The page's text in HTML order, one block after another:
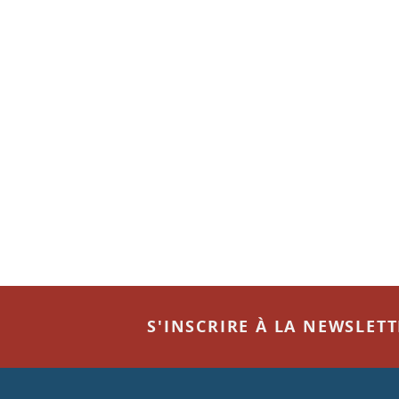
S'INSCRIRE À LA